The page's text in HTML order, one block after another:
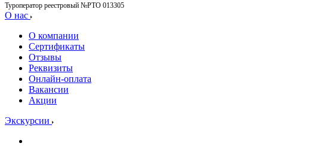
Туроператор реестровый №РТО 013305
О нас
О компании
Сертификаты
Отзывы
Реквизиты
Онлайн-оплата
Вакансии
Акции
Экскурсии